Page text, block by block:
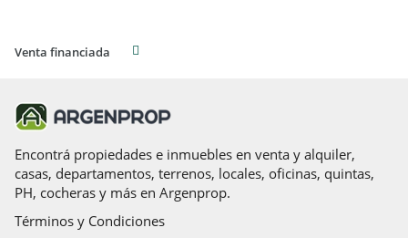
Venta financiada
Encontrá propiedades e inmuebles en venta y alquiler,
casas, departamentos, terrenos, locales, oficinas, quintas,
PH, cocheras y más en Argenprop.
Términos y Condiciones